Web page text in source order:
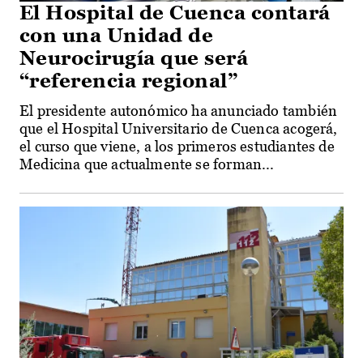
El Hospital de Cuenca contará
con una Unidad de
Neurocirugía que será
“referencia regional”
El presidente autonómico ha anunciado también
que el Hospital Universitario de Cuenca acogerá,
el curso que viene, a los primeros estudiantes de
Medicina que actualmente se forman...